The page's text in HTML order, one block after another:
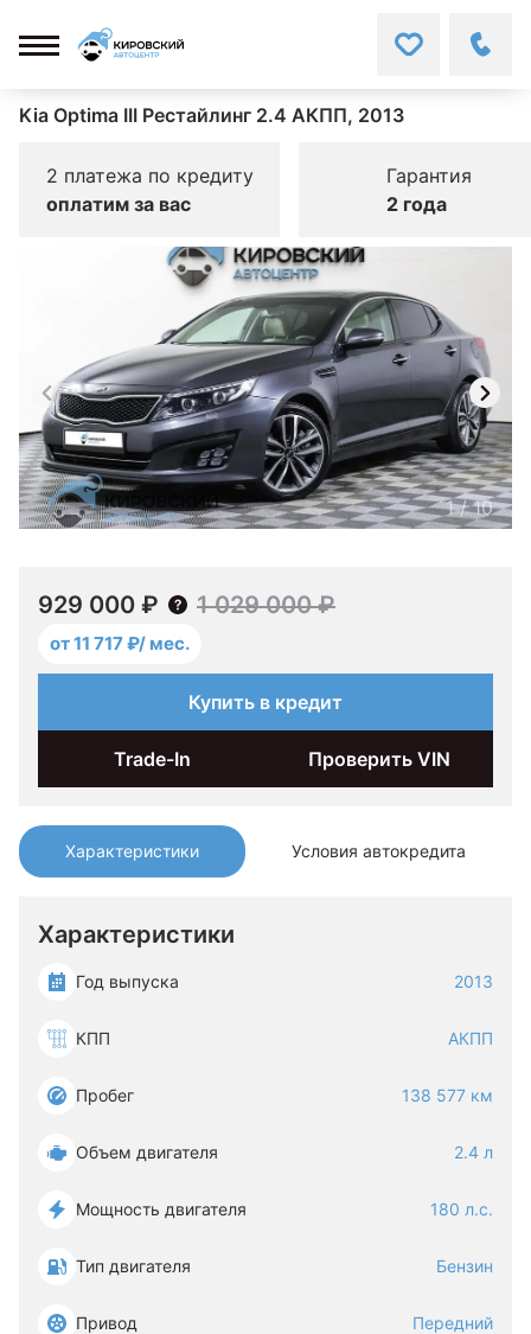
Kia Optima III Рестайлинг 2.4 АКПП, 2013
2 платежа по кредиту
оплатим за вас
Гарантия
2 года
Характеристики Условия автокредита
Характеристики
Год выпуска 2013
КПП АКПП
Пробег 138 577 км
Объем двигателя 2.4 л
Мощность двигателя 180 л.с.
Тип двигателя Бензин
Привод Передний
1/10
929 000 ₽ 1 029 000 ₽
от 11 717 ₽/ мес.
Купить в кредит
Trade-In Проверить VIN